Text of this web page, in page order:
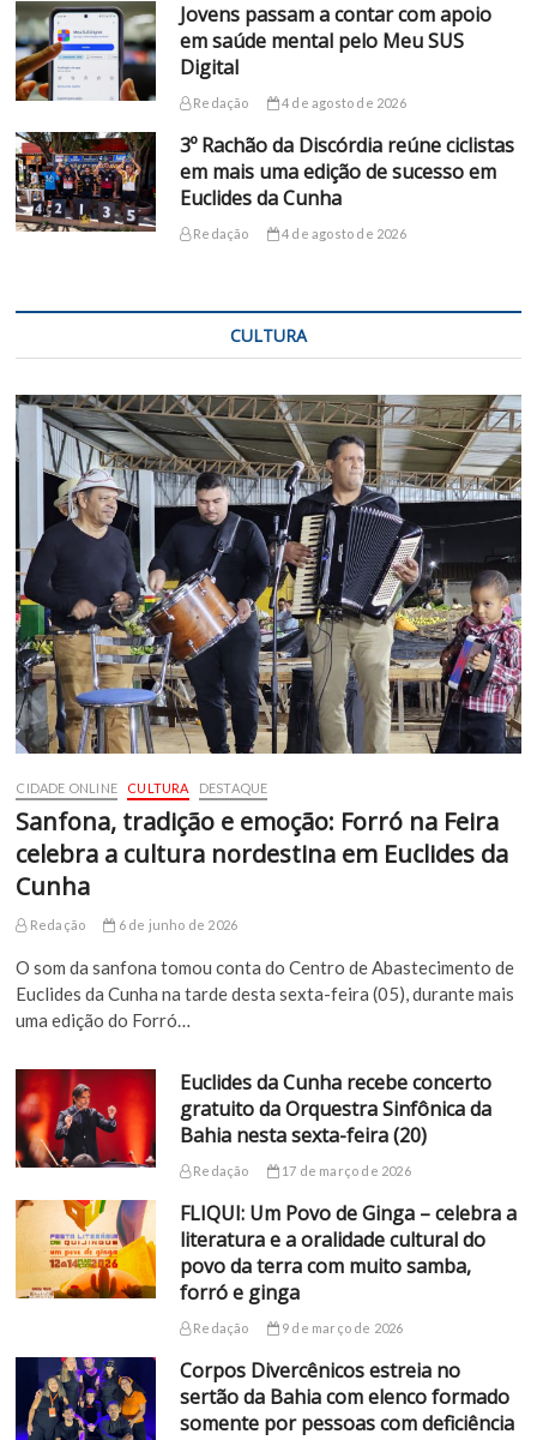
Jovens passam a contar com apoio
em saúde mental pelo Meu SUS
Digital
Redação 4 de agosto de 2026
3º Rachão da Discórdia reúne ciclistas
em mais uma edição de sucesso em
Euclides da Cunha
Redação 4 de agosto de 2026
CULTURA
CIDADE ONLINE CULTURA DESTAQUE
Sanfona, tradição e emoção: Forró na Feira
celebra a cultura nordestina em Euclides da
Cunha
Redação 6 de junho de 2026
O som da sanfona tomou conta do Centro de Abastecimento de
Euclides da Cunha na tarde desta sexta-feira (05), durante mais
uma edição do Forró…
Euclides da Cunha recebe concerto
gratuito da Orquestra Sinfônica da
Bahia nesta sexta-feira (20)
Redação 17 de março de 2026
FLIQUI: Um Povo de Ginga – celebra a
literatura e a oralidade cultural do
povo da terra com muito samba,
forró e ginga
Redação 9 de março de 2026
Corpos Divercênicos estreia no
sertão da Bahia com elenco formado
somente por pessoas com deficiência